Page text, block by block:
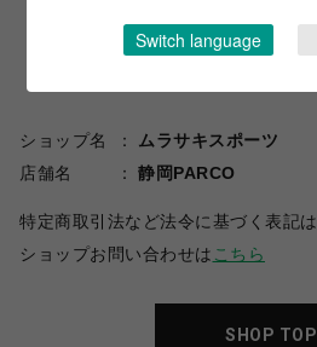
ショップ名
ムラサキスポーツ
店舗名
静岡PARCO
特定商取引法など法令に基づく表記は
ショップお問い合わせは こちら
SHOP TOP
Switch language